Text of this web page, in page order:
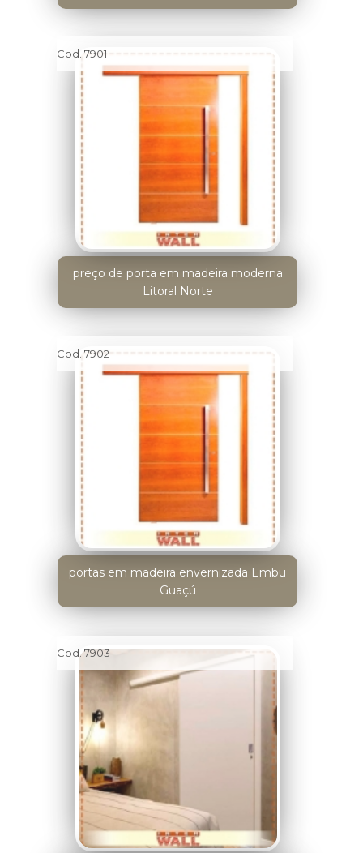
Cod.:7901
preço de porta em madeira moderna
Litoral Norte
Cod.:7902
portas em madeira envernizada Embu
Guaçú
Cod.:7903